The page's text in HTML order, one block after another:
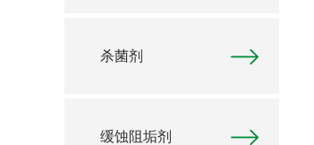
杀菌剂
缓蚀阻垢剂